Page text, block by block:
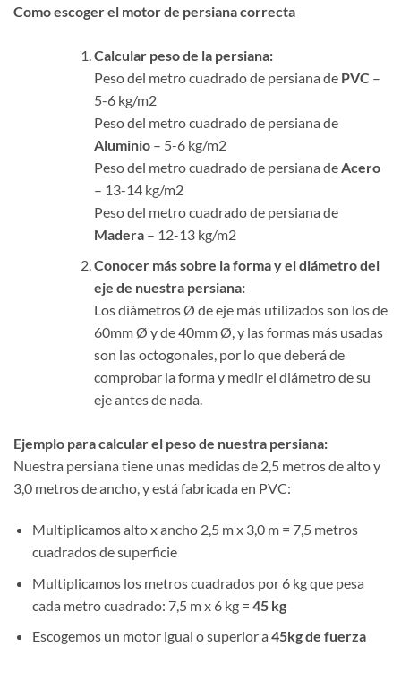
Como escoger el motor de persiana correcta
Calcular peso de la persiana:
Peso del metro cuadrado de persiana de PVC –
5-6 kg/m2
Peso del metro cuadrado de persiana de
Aluminio– 5-6 kg/m2
Peso del metro cuadrado de persiana de Acero
– 13-14 kg/m2
Peso del metro cuadrado de persiana de
Madera– 12-13 kg/m2
Conocer más sobre la forma y el diámetro del
eje de nuestra persiana:
Los diámetros Ø de eje más utilizados son los de
60mm Ø y de 40mm Ø, y las formas más usadas
son las octogonales, por lo que deberá de
comprobar la forma y medir el diámetro de su
eje antes de nada.
Ejemplo para calcular el peso de nuestra persiana:
Nuestra persiana tiene unas medidas de 2,5 metros de alto y
3,0 metros de ancho, y está fabricada en PVC:
Multiplicamos alto x ancho 2,5 m x 3,0 m = 7,5 metros
cuadrados de superficie
Multiplicamos los metros cuadrados por 6 kg que pesa
cada metro cuadrado: 7,5 m x 6 kg = 45 kg
Escogemos un motor igual o superior a 45kg de fuerza